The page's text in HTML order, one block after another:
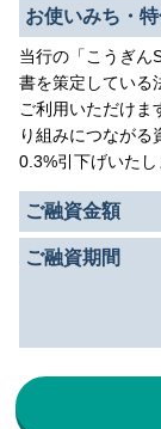
お使いみち・
当行の「こうぎん
書を策定している
ご利用いただけま
り組みにつなが
0.3%引下げいたし
ご融資金額
ご融資期間